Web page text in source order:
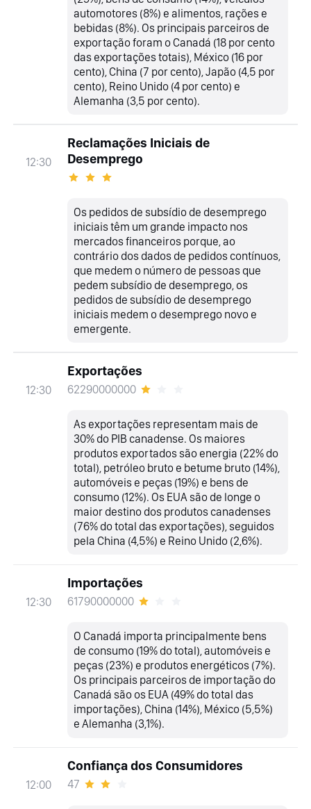
automotores (8%) e alimentos, rações e
bebidas (8%). Os principais parceiros de
exportação foram o Canadá (18 por cento
das exportações totais), México (16 por
cento), China (7 por cento), Japão (4,5 por
cento), Reino Unido (4 por cento) e
Alemanha (3,5 por cento).
12:30
Reclamações Iniciais de
Desemprego
Os pedidos de subsídio de desemprego
iniciais têm um grande impacto nos
mercados financeiros porque, ao
contrário dos dados de pedidos contínuos,
que medem o número de pessoas que
pedem subsídio de desemprego, os
pedidos de subsídio de desemprego
iniciais medem o desemprego novo e
emergente.
12:30
Exportações
62290000000
As exportações representam mais de
30% do PIB canadense. Os maiores
produtos exportados são energia (22% do
total), petróleo bruto e betume bruto (14%),
automóveis e peças (19%) e bens de
consumo (12%). Os EUA são de longe o
maior destino dos produtos canadenses
(76% do total das exportações), seguidos
pela China (4,5%) e Reino Unido (2,6%).
12:30
Importações
61790000000
O Canadá importa principalmente bens
de consumo (19% do total), automóveis e
peças (23%) e produtos energéticos (7%).
Os principais parceiros de importação do
Canadá são os EUA (49% do total das
importações), China (14%), México (5,5%)
e Alemanha (3,1%).
12:00
Confiança dos Consumidores
47